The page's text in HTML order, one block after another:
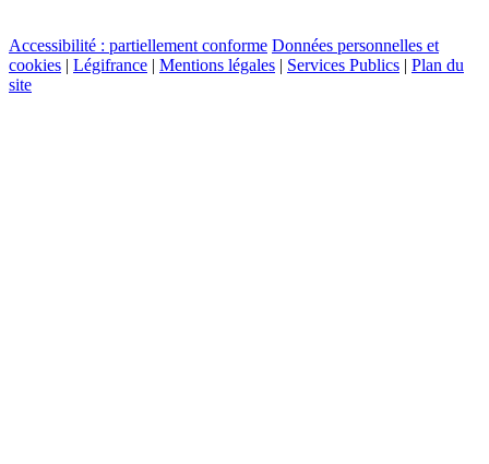
Accessibilité : partiellement conforme Données personnelles et
cookies | Légifrance | Mentions légales | Services Publics | Plan du
site